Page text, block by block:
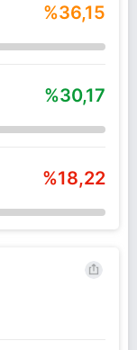
%36,15
%30,17
%18,22